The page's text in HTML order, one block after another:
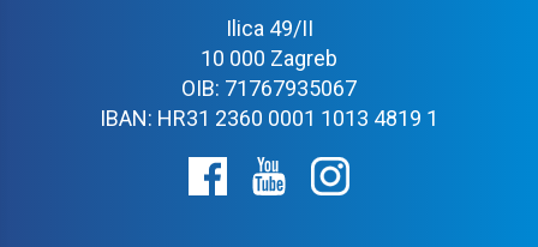
Ilica 49/II
10 000 Zagreb
OIB: 71767935067
IBAN: HR31 2360 0001 1013 4819 1